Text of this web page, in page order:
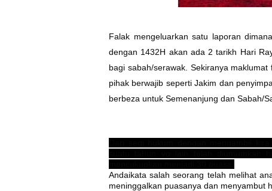
Falak mengeluarkan satu laporan
dengan 1432H akan ada 2 tarikh Hari
bagi sabah/serawak. Sekiranya
pihak berwajib seperti Jakim dan
berbeza untuk Semenanjung dan Sabah/
Andaikata salah seorang telah melihat
meninggalkan puasanya dan menyambut